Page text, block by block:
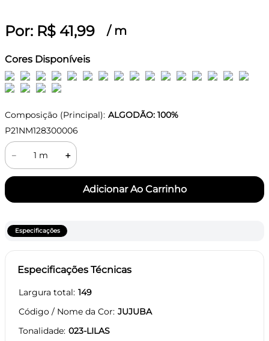
Por: R$ 41,99 / m
Cores Disponíveis
Composição (Principal): ALGODÃO: 100%
P21NM128300006
＋
－
Especificações
Especificações Técnicas
Largura total 149
Código / Nome da Cor JUJUBA
Tonalidade 023-LILAS